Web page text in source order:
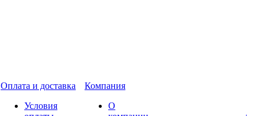
Оплата и доставка
Условия
Компания
О